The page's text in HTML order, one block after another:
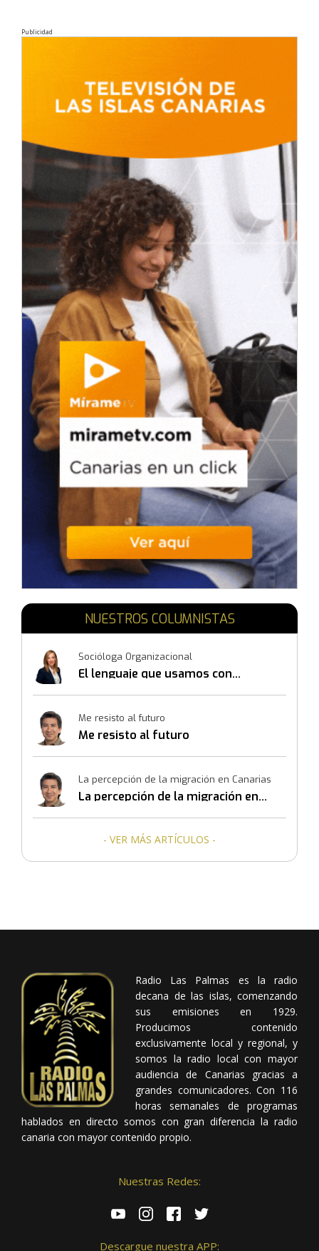
Publicidad
NUESTROS COLUMNISTAS
Socióloga Organizacional
El lenguaje que usamos con
construye resultados
Me resisto al futuro
Me resisto al futuro
La percepción de la migración en Canarias
La percepción de la migración en
- VER MÁS ARTÍCULOS -
Radio Las Palmas es la radio
decana de las islas, comenzando
sus emisiones en 1929.
Producimos contenido
exclusivamente local y regional, y
somos la radio local con mayor
audiencia de Canarias gracias a
grandes comunicadores. Con 116
horas semanales de programas
hablados en directo somos con gran diferencia la radio
canaria con mayor contenido propio.
Nuestras Redes:
Descargue nuestra APP: